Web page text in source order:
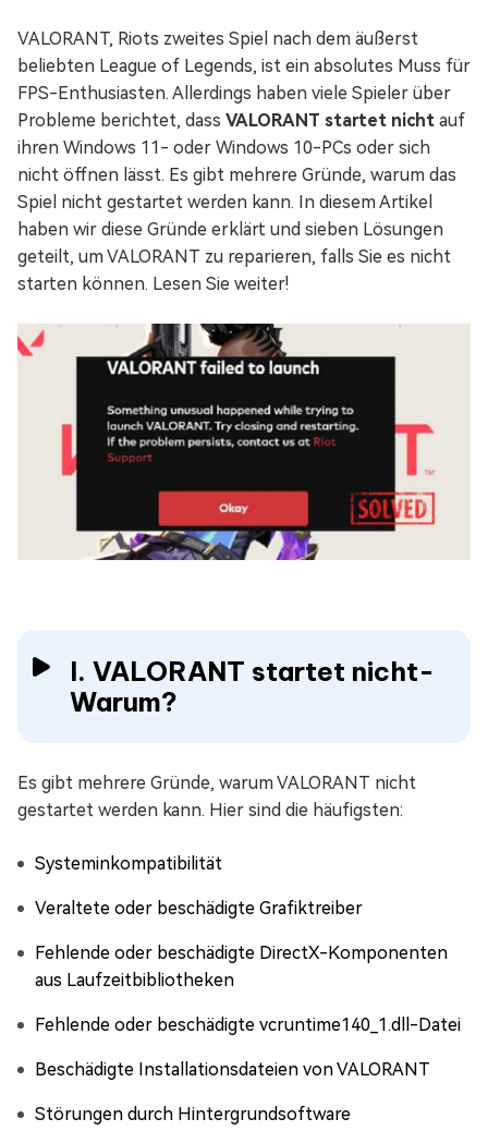
VALORANT, Riots zweites Spiel nach dem äußerst
beliebten League of Legends, ist ein absolutes Muss für
FPS-Enthusiasten. Allerdings haben viele Spieler über
Probleme berichtet, dass VALORANT startet nicht auf
ihren Windows 11- oder Windows 10-PCs oder sich
nicht öffnen lässt. Es gibt mehrere Gründe, warum das
Spiel nicht gestartet werden kann. In diesem Artikel
haben wir diese Gründe erklärt und sieben Lösungen
geteilt, um VALORANT zu reparieren, falls Sie es nicht
starten können. Lesen Sie weiter!
I. VALORANT startet nicht-
Warum?
Es gibt mehrere Gründe, warum VALORANT nicht
gestartet werden kann. Hier sind die häufigsten:
Systeminkompatibilität
Veraltete oder beschädigte Grafiktreiber
Fehlende oder beschädigte DirectX-Komponenten
aus Laufzeitbibliotheken
Fehlende oder beschädigte vcruntime140_1.dll-Datei
Beschädigte Installationsdateien von VALORANT
Störungen durch Hintergrundsoftware